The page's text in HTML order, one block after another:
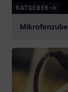
RATGEBER